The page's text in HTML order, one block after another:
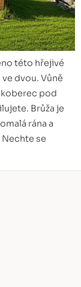
této hřejivé
dvou. Vůně
koberec pod
Brůža je
rána a
se